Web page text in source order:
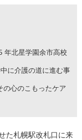
年北星学園余市高校
に介護の道に進む事
の心のこもったケア
た札幌駅改札口に来